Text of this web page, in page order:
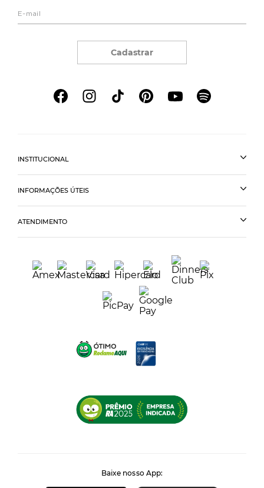
Cadastrar
INSTITUCIONAL
INFORMAÇÕES ÚTEIS
ATENDIMENTO
Baixe nosso App: